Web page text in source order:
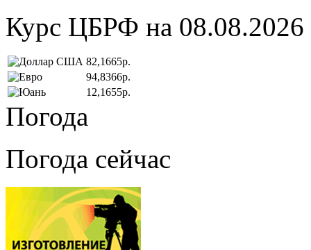
Курс ЦБРФ на 08.08.2026
82,1665р.
94,8366р.
12,1655р.
Погода
Погода сейчас